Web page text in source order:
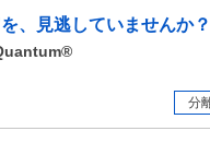
、見逃していませんか
分